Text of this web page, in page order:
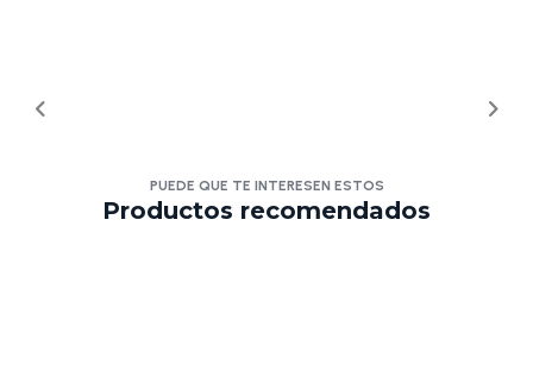
PUEDE QUE TE INTERESEN ESTOS
Productos recomendados